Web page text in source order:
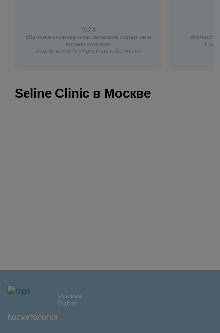
2024
«Лучшая клиника пластической хирургии и
косметологии»
Beauty-премия «Хрустальный Лотос»
Seline Clinic в Москве
Косметология